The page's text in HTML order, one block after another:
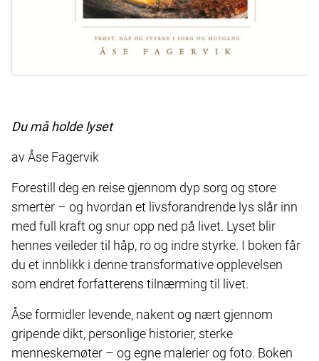
Du må holde lyset
av Åse Fagervik
Forestill deg en reise gjennom dyp sorg og store
smerter – og hvordan et livsforandrende lys slår inn
med full kraft og snur opp ned på livet. Lyset blir
hennes veileder til håp, ro og indre styrke. I boken får
du et innblikk i denne transformative opplevelsen
som endret forfatterens tilnærming til livet.
Åse formidler levende, nakent og nært gjennom
gripende dikt, personlige historier, sterke
menneskemøter – og egne malerier og foto. Boken